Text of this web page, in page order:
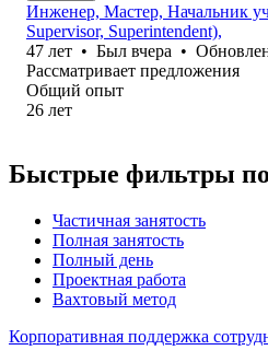
Инженер, Мастер, Начальник
Supervisor, Superintendent),
47 лет • Был вчера •
Рассматривает предложения
Общий опыт
26 лет
Быстрые фильтры
Частичная занятость
Полная занятость
Полный день
Проектная работа
Вахтовый метод
Корпоративная поддержка